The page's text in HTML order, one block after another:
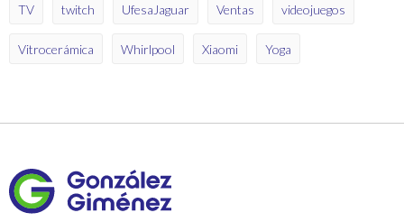
TV twitch UfesaJaguar Ventas videojuegos
Vitrocerámica Whirlpool Xiaomi Yoga